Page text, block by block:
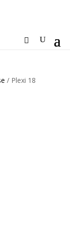
/ Plexi 18